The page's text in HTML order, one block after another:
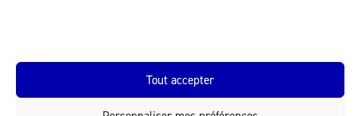
Tout accepter
INEOS.COM